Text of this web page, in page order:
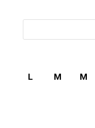
L M M